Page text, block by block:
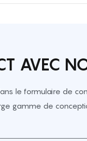
AVEC
le formulaire de
gamme de